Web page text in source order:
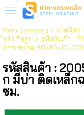
Main category > รวมวัสดุ
ำสำเร็จรูป > รหัสสินค้า :
ฉาก ขนาด
รหัสสินค้า :
ก มีบ่า ติดเหล็ก
ซม.